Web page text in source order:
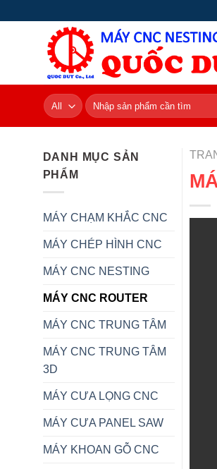
Tìm
kiếm:
DANH MỤC SẢN
PHẨM
MÁY CHẠM KHẮC CNC
MÁY CHÉP HÌNH CNC
MÁY CNC NESTING
MÁY CNC ROUTER
MÁY CNC TRUNG TÂM
MÁY CNC TRUNG TÂM
3D
MÁY CƯA LỌNG CNC
MÁY CƯA PANEL SAW
MÁY KHOAN GỖ CNC